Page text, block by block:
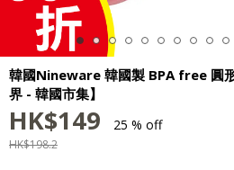
韓國Nineware 韓國製 BPA free 圓
界 - 韓國市集】
HK$149 25 % off
HK$198.2